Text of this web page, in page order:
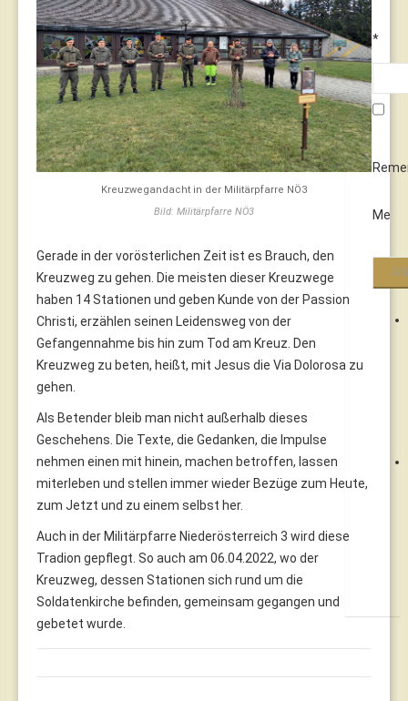
*
Me
Kreuzwegandacht in der Militärpfarre NÖ3
Bild: Militärpfarre NÖ3
Gerade in der vorösterlichen Zeit ist es Brauch, den
Kreuzweg zu gehen. Die meisten dieser Kreuzwege
haben 14 Stationen und geben Kunde von der Passion
Christi, erzählen seinen Leidensweg von der
Gefangennahme bis hin zum Tod am Kreuz. Den
Kreuzweg zu beten, heißt, mit Jesus die Via Dolorosa zu
gehen.
Als Betender bleib man nicht außerhalb dieses
Geschehens. Die Texte, die Gedanken, die Impulse
nehmen einen mit hinein, machen betroffen, lassen
miterleben und stellen immer wieder Bezüge zum Heute,
zum Jetzt und zu einem selbst her.
Auch in der Militärpfarre Niederösterreich 3 wird diese
Tradion gepflegt. So auch am 06.04.2022, wo der
Kreuzweg, dessen Stationen sich rund um die
Soldatenkirche befinden, gemeinsam gegangen und
gebetet wurde.